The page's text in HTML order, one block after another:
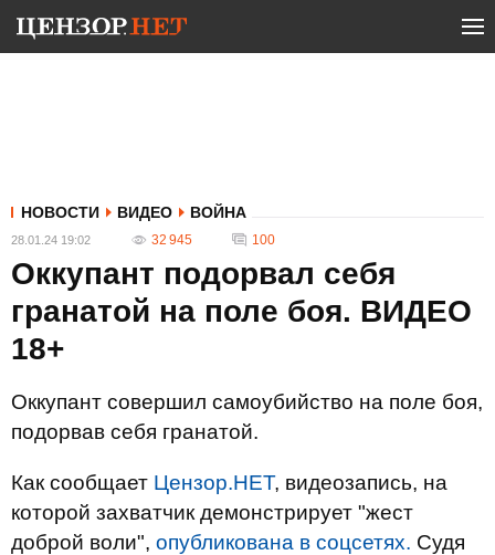
НОВОСТИ ВИДЕО ВОЙНА
28.01.24 19:02 32 945 100
Оккупант подорвал себя
гранатой на поле боя. ВИДЕО
18+
Оккупант совершил самоубийство на поле боя,
подорвав себя гранатой.
Как сообщает Цензор.НЕТ, видеозапись, на
которой захватчик демонстрирует "жест
доброй воли", опубликована в соцсетях. Судя